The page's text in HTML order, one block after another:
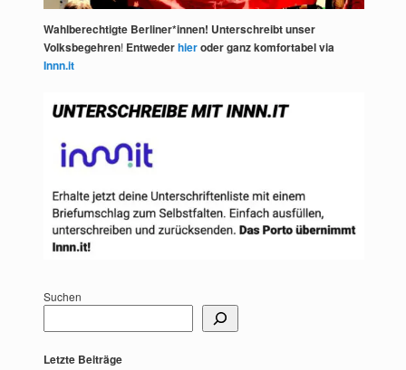
Wahlberechtigte Berliner*innen! Unterschreibt unser
Volksbegehren! Entwederhieroder ganz komfortabel via
Innn.it
Suchen
Letzte Beiträge